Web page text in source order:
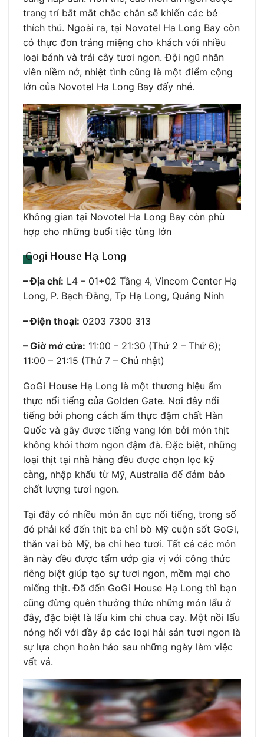
trang trí bắt mắt chắc chắn sẽ khiến các bé
thích thú. Ngoài ra, tại Novotel Ha Long Bay còn
có thực đơn tráng miệng cho khách với nhiều
loại bánh và trái cây tươi ngon. Đội ngũ nhân
viên niềm nở, nhiệt tình cũng là một điểm cộng
lớn của Novotel Ha Long Bay đấy nhé.
Không gian tại Novotel Ha Long Bay còn phù
hợp cho những buổi tiệc tùng lớn
Gogi House Hạ Long
– Địa chỉ: L4 – 01+02 Tầng 4, Vincom Center Hạ
Long, P. Bạch Đằng, Tp Hạ Long, Quảng Ninh
– Điện thoại: 0203 7300 313
– Giờ mở cửa: 11:00 – 21:30 (Thứ 2 – Thứ 6);
11:00 – 21:15 (Thứ 7 – Chủ nhật)
GoGi House Hạ Long là một thương hiệu ẩm
thực nổi tiếng của Golden Gate. Nơi đây nổi
tiếng bởi phong cách ẩm thực đậm chất Hàn
Quốc và gây được tiếng vang lớn bởi món thịt
không khói thơm ngon đậm đà. Đặc biệt, những
loại thịt tại nhà hàng đều được chọn lọc kỹ
càng, nhập khẩu từ Mỹ, Australia để đảm bảo
chất lượng tươi ngon.
Tại đây có nhiều món ăn cực nổi tiếng, trong số
đó phải kể đến thịt ba chỉ bò Mỹ cuộn sốt GoGi,
thăn vai bò Mỹ, ba chỉ heo tươi. Tất cả các món
ăn này đều được tẩm ướp gia vị với công thức
riêng biệt giúp tạo sự tươi ngon, mềm mại cho
miếng thịt. Đã đến GoGi House Hạ Long thì bạn
cũng đừng quên thưởng thức những món lẩu ở
đây, đặc biệt là lẩu kim chi chua cay. Một nồi lẩu
nóng hổi với đầy ắp các loại hải sản tươi ngon là
sự lựa chọn hoàn hảo sau những ngày làm việc
vất vả.